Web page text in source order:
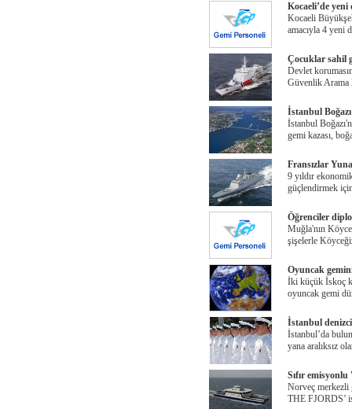
Kocaeli’de yeni
Kocaeli
amacıyla 4 yeni
Çocuklar sahil
Devlet
Güvenlik
İstanbul
İstanbul
gemi kazası,
Fransızlar
9 yıldır
güçlendirmek
Öğrenciler
Muğla'nın
şişelerle
Oyuncak
İki küçük İskoç
oyuncak gemi
İstanbul
İstanbul’da
yana aralıksız
Sıfır
Norveç merkezli
THE FJORDS’